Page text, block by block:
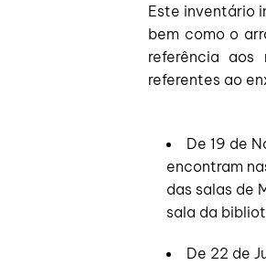
Este inventário
bem como o
referência
referentes ao
De 19 de
encontram
das salas de
sala da
De 22 de